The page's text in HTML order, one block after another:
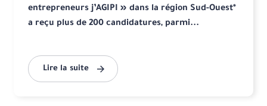
entrepreneurs j’AGIPI » dans la région Sud-Ouest*
a reçu plus de 200 candidatures, parmi...
Lire la suite